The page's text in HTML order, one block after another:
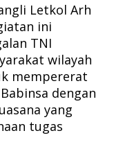
Letkol Arh
ini
TNI
wilayah
mempererat
dengan
yang
tugas